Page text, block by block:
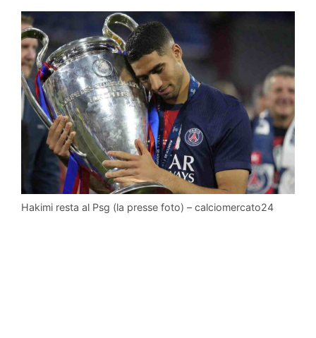
Hakimi resta al Psg (la presse foto) – calciomercato24